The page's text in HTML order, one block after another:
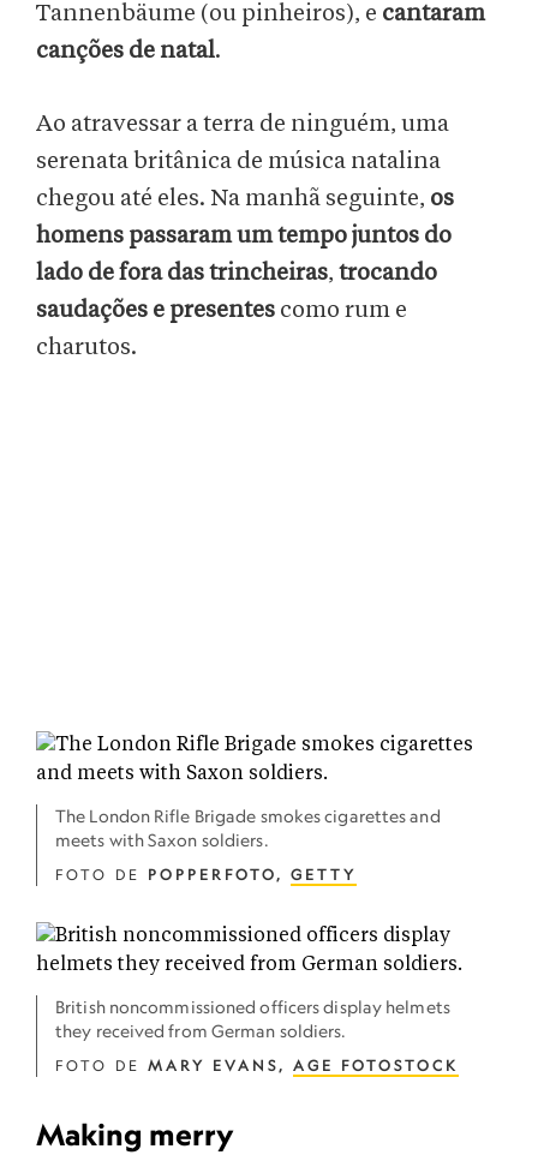
Tannenbäume (ou pinheiros), e cantaram
canções de natal.
Ao atravessar a terra de ninguém, uma
serenata britânica de música natalina
chegou até eles. Na manhã seguinte, os
homens passaram um tempo juntos do
lado de fora das trincheiras, trocando
saudações e presentes como rum e
charutos.
The London Rifle Brigade smokes cigarettes and
meets with Saxon soldiers.
FOTO DE POPPERFOTO, GETTY
British noncommissioned officers display helmets
they received from German soldiers.
FOTO DE MARY EVANS, AGE FOTOSTOCK
Making merry